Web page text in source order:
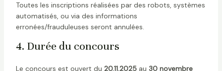
Toutes les inscriptions réalisées par des robots, systèmes
automatisés, ou via des informations
erronées/frauduleuses seront annulées.
4. Durée du concours
Le concours est ouvert du 20.11.2025au 30 novembre